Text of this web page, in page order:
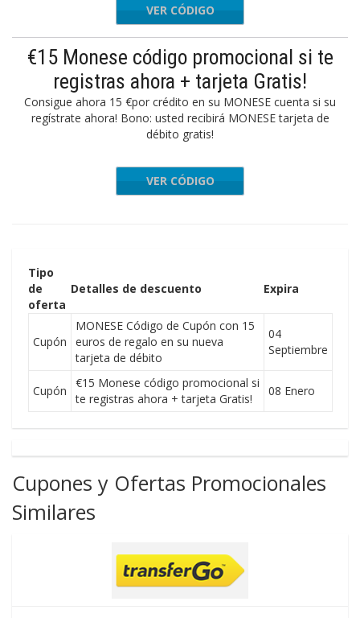
ORIT738
VER CÓDIGO
€15 Monese código promocional si te
registras ahora + tarjeta Gratis!
Consigue ahora 15 €por crédito en su MONESE cuenta si su
regístrate ahora! Bono: usted recibirá MONESE tarjeta de
débito gratis!
ORIT738
VER CÓDIGO
Tipo
de
oferta
Detalles de descuento Expira
Cupón
MONESE Código de Cupón con 15
euros de regalo en su nueva
tarjeta de débito
04
Septiembre
Cupón
€15 Monese código promocional si
te registras ahora + tarjeta Gratis!
08 Enero
Cupones y Ofertas Promocionales
Similares